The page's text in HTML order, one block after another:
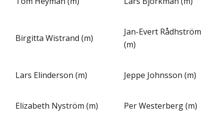
Birgitta Wistrand (m)
Jan-Evert Rådhström
(m)
Lars Elinderson (m) Jeppe Johnsson (m)
Elizabeth Nyström (m) Per Westerberg (m)